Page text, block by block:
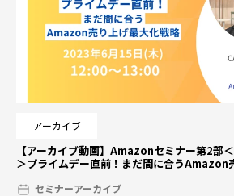
アーカイブ
【アーカイブ動画】Amazonセミナー第2部
＞プライムデー直前！まだ間に合うAmazon
セミナーアーカイブ